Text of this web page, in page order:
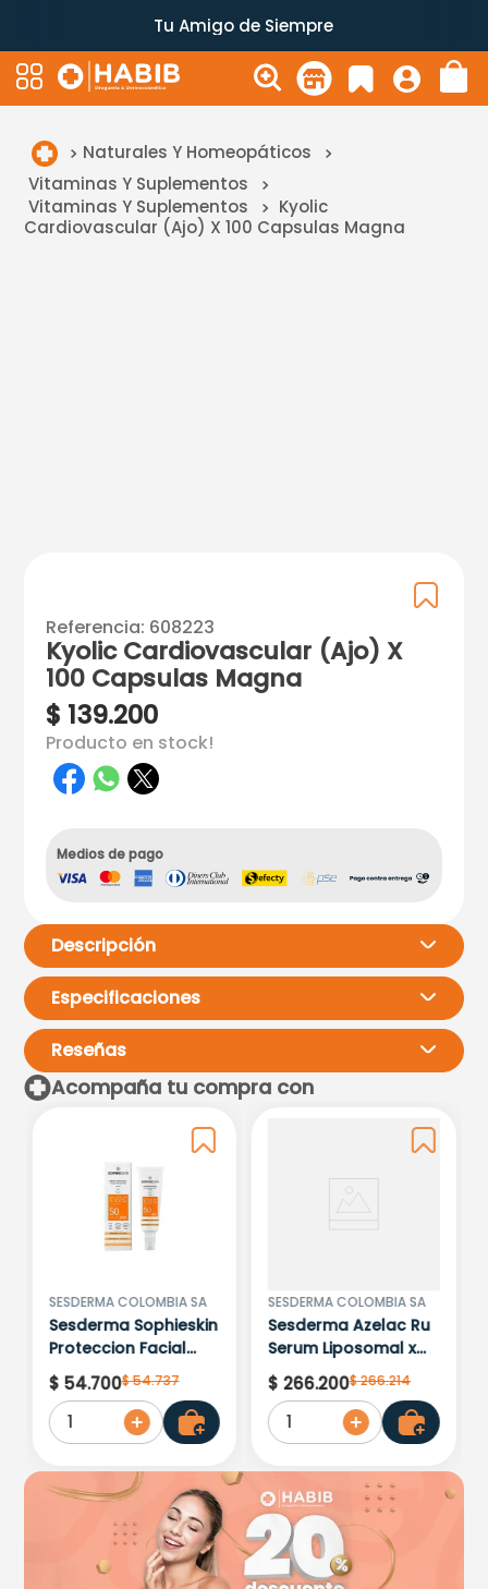
Tu Amigo de Siempre
Naturales Y Homeopáticos
Vitaminas Y Suplementos
Vitaminas Y Suplementos
Kyolic
Cardiovascular (Ajo) X 100 Capsulas Magna
Referencia: 608223
Kyolic Cardiovascular (Ajo) X
100 Capsulas Magna
$ 139.200
Producto en stock!
Medios de pago
Descripción
Especificaciones
Reseñas
Por favor, inicia sesión para
escribir un comentario.
Más reciente
Acompaña tu compra con
SESDERMA COLOMBIA SA
Sesderma Sophieskin
Proteccion Facial
Kids Hypoallergenic
Spf 500 Moisturising
$ 54.700$54.737
1
SESDERMA COLOMBIA SA
Sesderma Azelac Ru
Serum Liposomal x
30ml
$ 266.200$266.214
1